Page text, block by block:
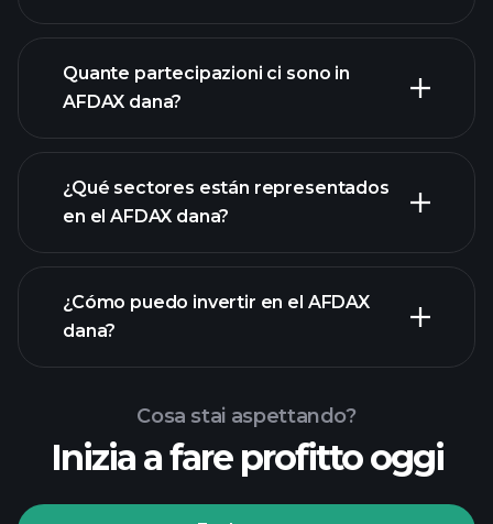
Quante partecipazioni ci sono in
AFDAX dana?
¿Qué sectores están representados
en el AFDAX dana?
¿Cómo puedo invertir en el AFDAX
dana?
Cosa stai aspettando?
Inizia a fare profitto oggi